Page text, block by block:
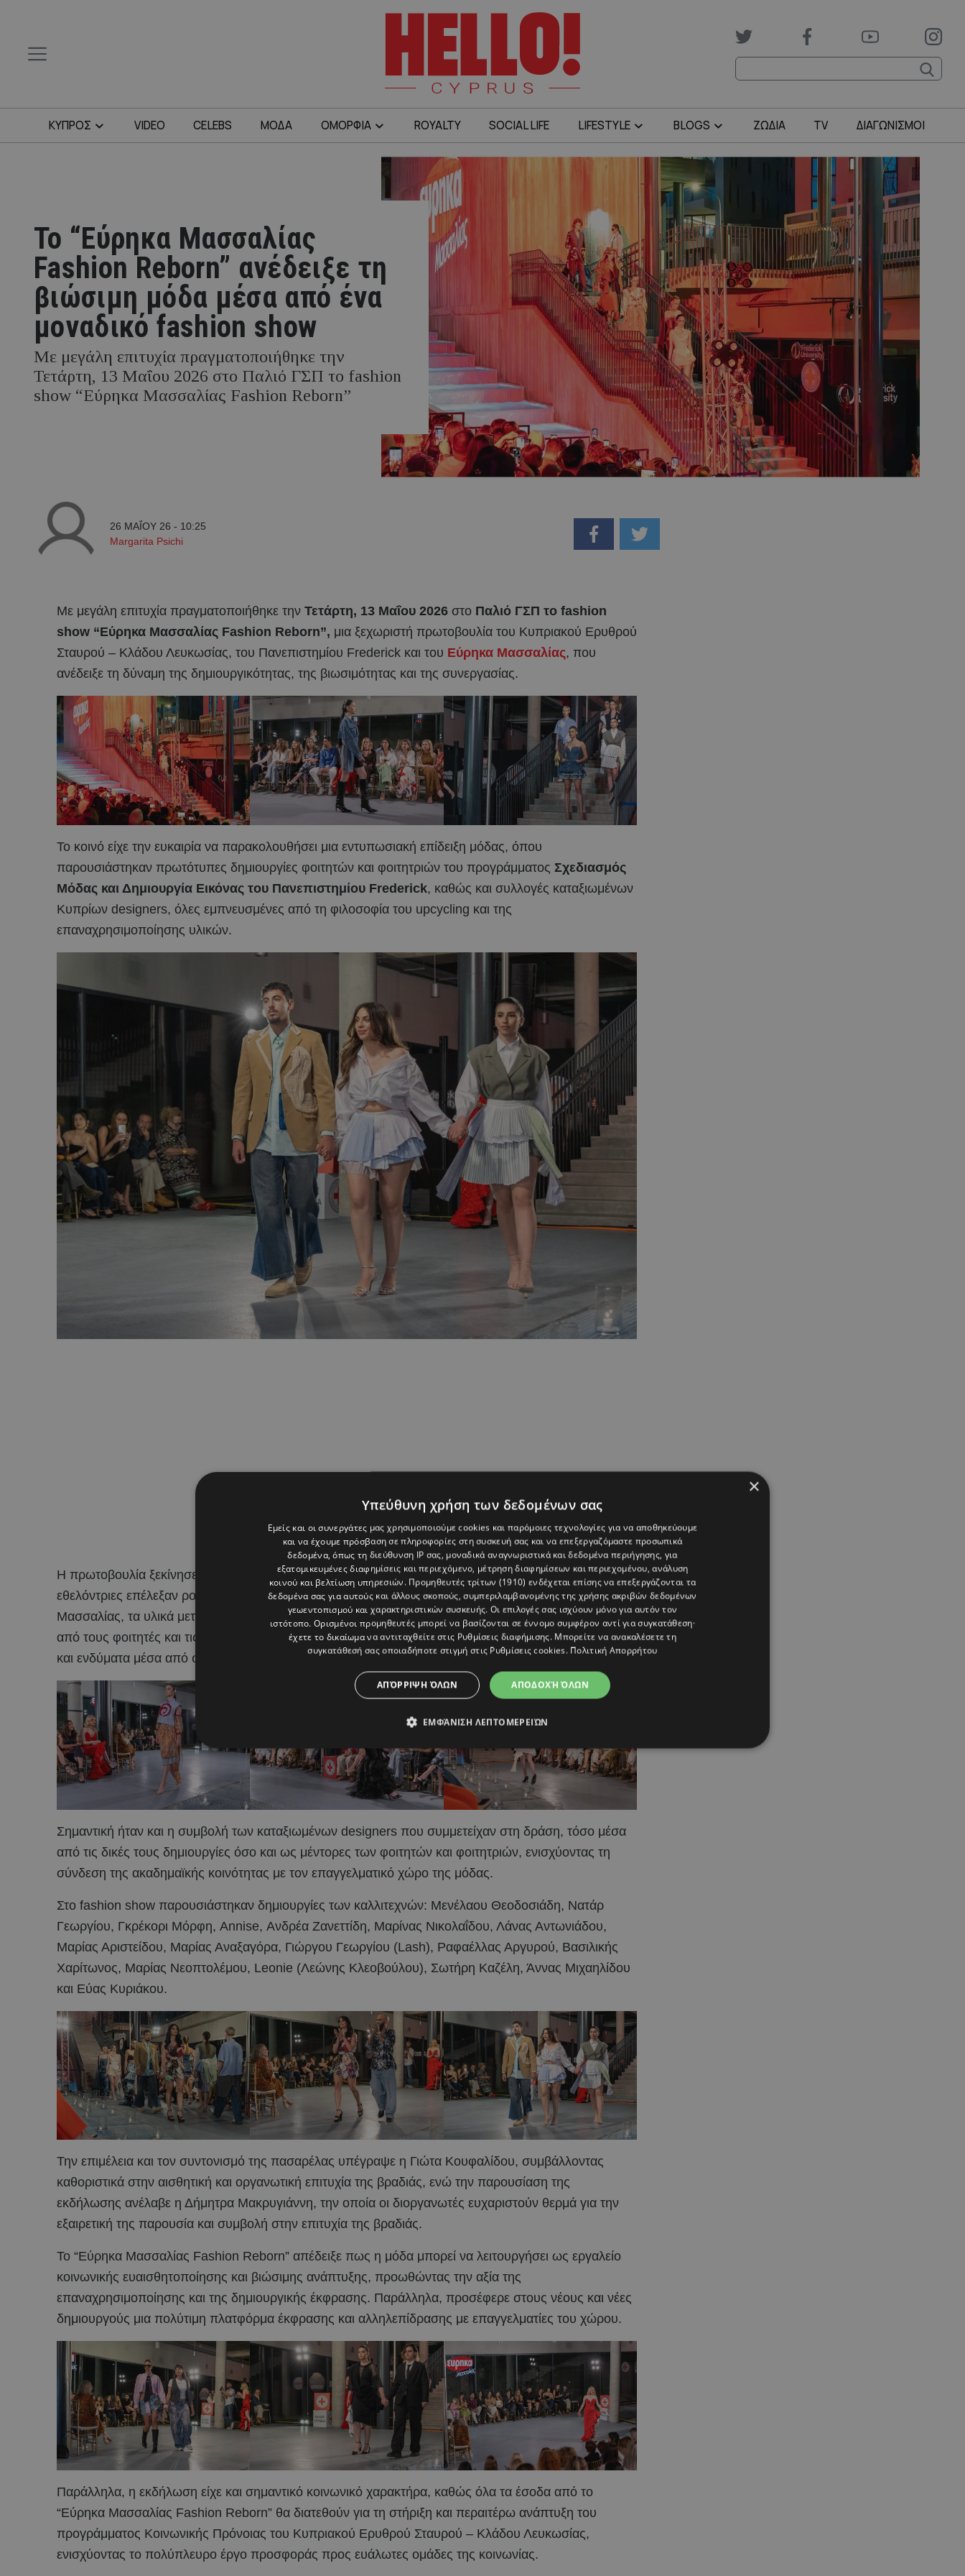
ΚΥΠΡΟΣ VIDEO CELEBS ΜΟΔΑ ΟΜΟΡΦΙΑ ROYALTY SOCIAL LIFE LIFESTYLE BLOGS ΖΩΔΙΑ TV ΔΙΑΓΩΝΙΣΜΟΙ
Το “Εύρηκα Μασσαλίας
Fashion Reborn” ανέδειξε τη
βιώσιμη μόδα μέσα από ένα
μοναδικό fashion show
Με μεγάλη επιτυχία πραγματοποιήθηκε την
Τετάρτη, 13 Μαΐου 2026 στο Παλιό ΓΣΠ το fashion
show “Εύρηκα Μασσαλίας Fashion Reborn”
26 ΜΑΪ́ΟΥ 26 - 10:25
Margarita Psichi
Με μεγάλη επιτυχία πραγματοποιήθηκε την Τετάρτη, 13 Μαΐου 2026 στο Παλιό ΓΣΠ το fashion
show “Εύρηκα Μασσαλίας Fashion Reborn”, μια ξεχωριστή πρωτοβουλία του Κυπριακού Ερυθρού
Σταυρού – Κλάδου Λευκωσίας, του Πανεπιστημίου Frederick και του Εύρηκα Μασσαλίας, που
ανέδειξε τη δύναμη της δημιουργικότητας, της βιωσιμότητας και της συνεργασίας.
Το κοινό είχε την ευκαιρία να παρακολουθήσει μια εντυπωσιακή επίδειξη μόδας, όπου
παρουσιάστηκαν πρωτότυπες δημιουργίες φοιτητών και φοιτητριών του προγράμματος Σχεδιασμός
Μόδας και Δημιουργία Εικόνας του Πανεπιστημίου Frederick, καθώς και συλλογές καταξιωμένων
Κυπρίων designers, όλες εμπνευσμένες από τη φιλοσοφία του upcycling και της
επαναχρησιμοποίησης υλικών.
Η πρωτοβουλία ξεκίνησε από τον Κυπριακό Ερυθρό Σταυρό – Κλάδο Λευκωσίας, όπου εθελοντές και
εθελόντριες επέλεξαν ρούχα που είχαν ολοκληρώσει τον κύκλο ζωής τους. Με τη στήριξη του Εύρηκα
Μασσαλίας, τα υλικά μεταφέρθηκαν στο Πανεπιστήμιο Frederick και μεταμορφώθηκαν δημιουργικά
από τους φοιτητές και τις φοιτήτριες σε νέες σχεδιαστικές προτάσεις, δίνοντας νέα πνοή σε υφάσματα
και ενδύματα μέσα από σύγχρονες τεχνικές και καλλιτεχνική έκφραση.
Σημαντική ήταν και η συμβολή των καταξιωμένων designers που συμμετείχαν στη δράση, τόσο μέσα
από τις δικές τους δημιουργίες όσο και ως μέντορες των φοιτητών και φοιτητριών, ενισχύοντας τη
σύνδεση της ακαδημαϊκής κοινότητας με τον επαγγελματικό χώρο της μόδας.
Στο fashion show παρουσιάστηκαν δημιουργίες των καλλιτεχνών: Μενέλαου Θεοδοσιάδη, Νατάρ
Γεωργίου, Γκρέκορι Μόρφη, Annise, Ανδρέα Ζανεττίδη, Μαρίνας Νικολαΐδου, Λάνας Αντωνιάδου,
Μαρίας Αριστείδου, Μαρίας Αναξαγόρα, Γιώργου Γεωργίου (Lash), Ραφαέλλας Αργυρού, Βασιλικής
Χαρίτωνος, Μαρίας Νεοπτολέμου, Leonie (Λεώνης Κλεοβούλου), Σωτήρη Καζέλη, Άννας Μιχαηλίδου
και Εύας Κυριάκου.
Την επιμέλεια και τον συντονισμό της πασαρέλας υπέγραψε η Γιώτα Κουφαλίδου, συμβάλλοντας
καθοριστικά στην αισθητική και οργανωτική επιτυχία της βραδιάς, ενώ την παρουσίαση της
εκδήλωσης ανέλαβε η Δήμητρα Μακρυγιάννη, την οποία οι διοργανωτές ευχαριστούν θερμά για την
εξαιρετική της παρουσία και συμβολή στην επιτυχία της βραδιάς.
Το “Εύρηκα Μασσαλίας Fashion Reborn” απέδειξε πως η μόδα μπορεί να λειτουργήσει ως εργαλείο
κοινωνικής ευαισθητοποίησης και βιώσιμης ανάπτυξης, προωθώντας την αξία της
επαναχρησιμοποίησης και της δημιουργικής έκφρασης. Παράλληλα, προσέφερε στους νέους και νέες
δημιουργούς μια πολύτιμη πλατφόρμα έκφρασης και αλληλεπίδρασης με επαγγελματίες του χώρου.
Παράλληλα, η εκδήλωση είχε και σημαντικό κοινωνικό χαρακτήρα, καθώς όλα τα έσοδα από το
“Εύρηκα Μασσαλίας Fashion Reborn” θα διατεθούν για τη στήριξη και περαιτέρω ανάπτυξη του
προγράμματος Κοινωνικής Πρόνοιας του Κυπριακού Ερυθρού Σταυρού – Κλάδου Λευκωσίας,
ενισχύοντας το πολύπλευρο έργο προσφοράς προς ευάλωτες ομάδες της κοινωνίας.
×
Υπεύθυνη χρήση των δεδομένων σας
Εμείς και οι συνεργάτες μας χρησιμοποιούμε cookies και παρόμοιες τεχνολογίες για να αποθηκεύουμε
και να έχουμε πρόσβαση σε πληροφορίες στη συσκευή σας και να επεξεργαζόμαστε προσωπικά
δεδομένα, όπως τη διεύθυνση IP σας, μοναδικά αναγνωριστικά και δεδομένα περιήγησης, για
εξατομικευμένες διαφημίσεις και περιεχόμενο, μέτρηση διαφημίσεων και περιεχομένου, ανάλυση
κοινού και βελτίωση υπηρεσιών. Προμηθευτές τρίτων (1910) ενδέχεται επίσης να επεξεργάζονται τα
δεδομένα σας για αυτούς και άλλους σκοπούς, συμπεριλαμβανομένης της χρήσης ακριβών δεδομένων
γεωεντοπισμού και χαρακτηριστικών συσκευής. Οι επιλογές σας ισχύουν μόνο για αυτόν τον
ιστότοπο. Ορισμένοι προμηθευτές μπορεί να βασίζονται σε έννομο συμφέρον αντί για συγκατάθεση·
έχετε το δικαίωμα να αντιταχθείτε στις Ρυθμίσεις διαφήμισης. Μπορείτε να ανακαλέσετε τη
συγκατάθεσή σας οποιαδήποτε στιγμή στις Ρυθμίσεις cookies. Πολιτική Απορρήτου
ΑΠΟΔΟΧΉ ΌΛΩΝ
ΑΠΌΡΡΙΨΗ ΌΛΩΝ
ΕΜΦΆΝΙΣΗ ΛΕΠΤΟΜΕΡΕΙΏΝ